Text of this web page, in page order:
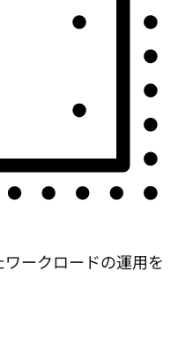
ークロードの運用を